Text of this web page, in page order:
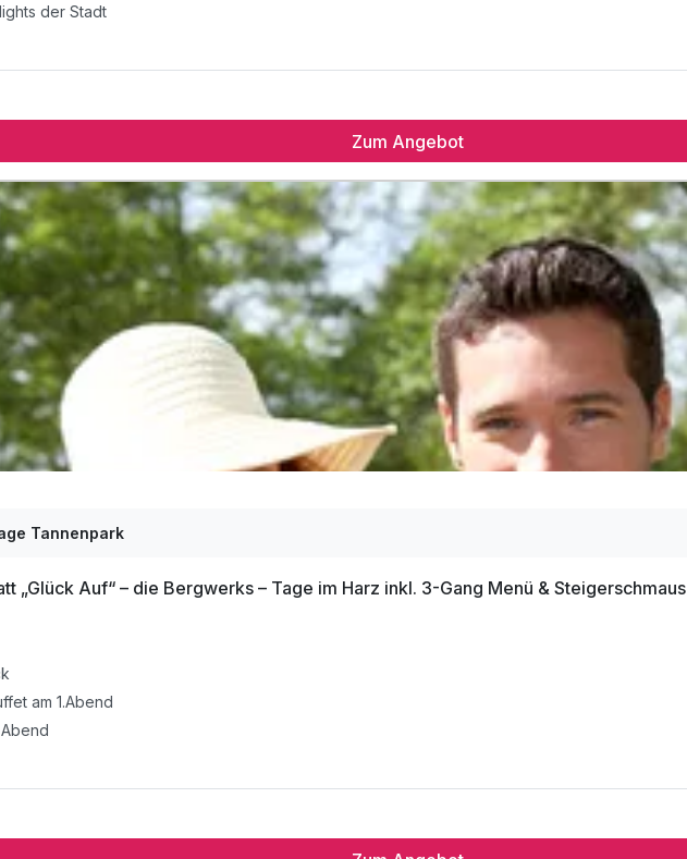
der Stadt
der Stadt
Lounge
Saunabereichs
Zum Angebot
Tannenpark
„Glück Auf“ – die Bergwerks – Tage im Harz inkl. 3-Gang Menü & Steigerschmaus
am 1.Abend